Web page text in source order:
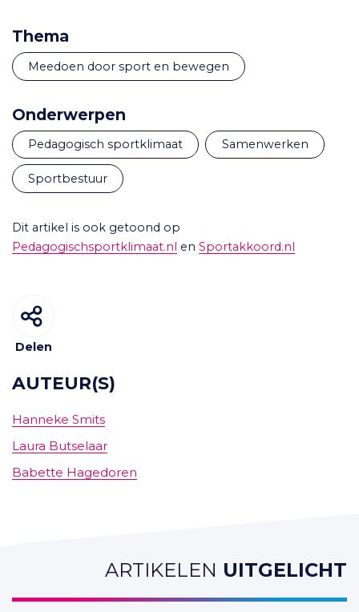
Thema
Meedoen door sport en bewegen
Onderwerpen
pedagogisch sportklimaat samenwerken
sportbestuur
Dit artikel is ook getoond op
Pedagogischsportklimaat.nl en Sportakkoord.nl
Delen
AUTEUR(S)
Hanneke Smits
Laura Butselaar
Babette Hagedoren
ARTIKELEN UITGELICHT